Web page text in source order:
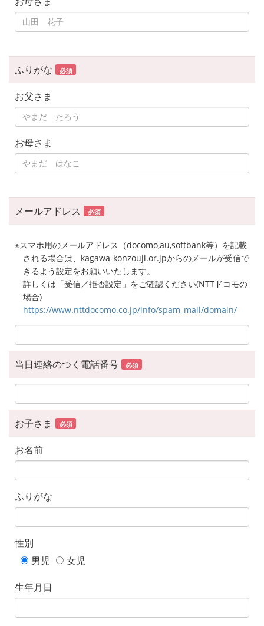
ふりがな 必須
お父さま
お母さま
メールアドレス 必須
※スマホ用のメールアドレス（docomo,au,softbank等）を記載
される場合は、kagawa-konzouji.or.jpからのメールが受信で
きるよう設定をお願いいたします。
詳しくは「受信／拒否設定」をご確認ください(NTTドコモの
場合)
https://www.nttdocomo.co.jp/info/spam_mail/domain/
当日連絡のつく電話番号 必須
お子さま 必須
お名前
ふりがな
性別
男児
女児
生年月日